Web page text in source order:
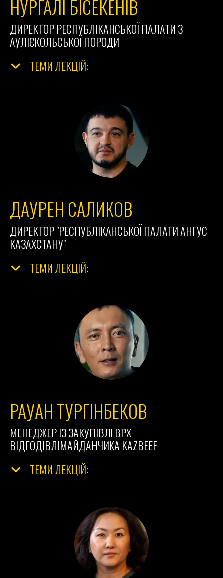
НУРГАЛІ БІСЕКЕНІВ
ДИРЕКТОР РЕСПУБЛІКАНСЬКОЇ ПАЛАТИ З
АУЛІЄКОЛЬСЬКОЇ ПОРОДИ
ТЕМИ ЛЕКЦІЙ:
ДАУРЕН САЛИКОВ
ДИРЕКТОР "РЕСПУБЛІКАНСЬКОЇ ПАЛАТИ АНГУС
КАЗАХСТАНУ"
ТЕМИ ЛЕКЦІЙ:
РАУАН ТУРГІНБЕКОВ
МЕНЕДЖЕР ІЗ ЗАКУПІВЛІ ВРХ
ВІДГОДІВЛІМАЙДАНЧИКА KAZBEEF
ТЕМИ ЛЕКЦІЙ: